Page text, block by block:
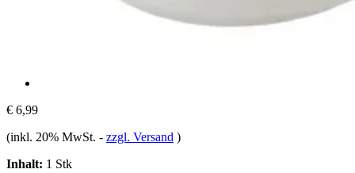
€ 6,99
(inkl. 20% MwSt. - zzgl. Versand )
Inhalt: 1 Stk